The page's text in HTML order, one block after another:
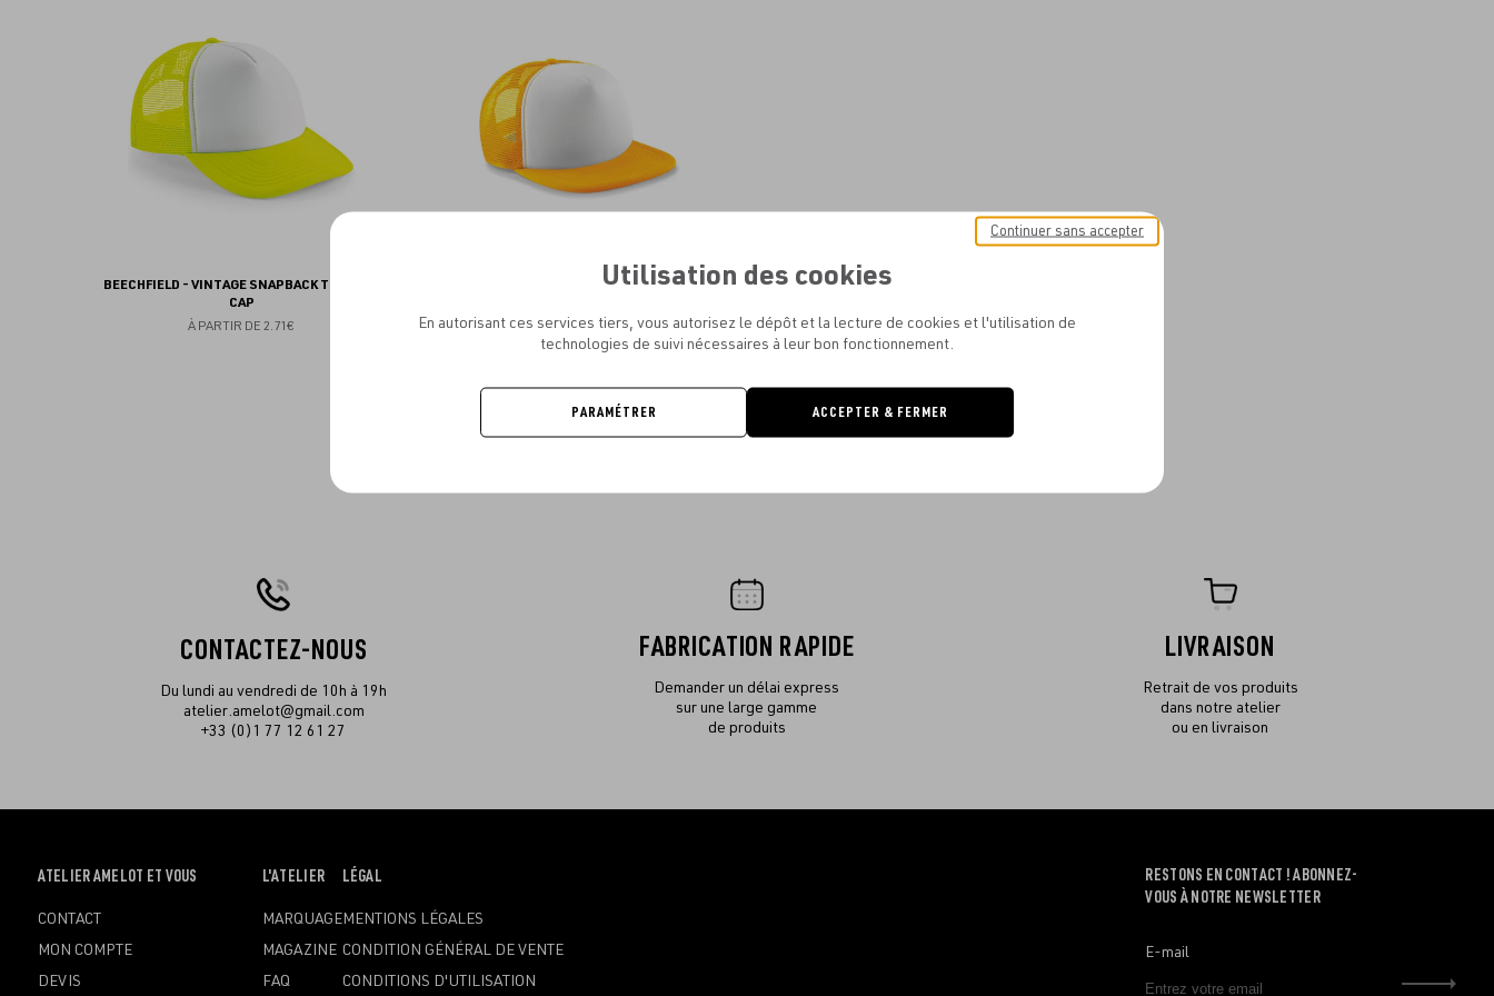
BEECHFIELD - VINTAGE SNAPBACK TRUCKER
CAP
À PARTIR DE 2.71€
BEECHFIELD - JUNIOR VINTAGE SNAPBACK
À PARTIR DE 2.71€
CONTACTEZ-NOUS
Du lundi au vendredi de 10h à 19h
atelier.amelot@gmail.com
+33 (0)1 77 12 61 27
FABRICATION RAPIDE
Demander un délai express
sur une large gamme
de produits
LIVRAISON
Retrait de vos produits
dans notre atelier
ou en livraison
OUVRIR
MENU
ATELIER AMELOT ET VOUS
CONTACT
MON COMPTE
DEVIS
OUVRIR
MENU
L'ATELIER
MARQUAGE
MAGAZINE
FAQ
OUVRIR
MENU
LÉGAL
MENTIONS LÉGALES
CONDITION GÉNÉRAL DE VENTE
CONDITIONS D'UTILISATION
RESTONS EN CONTACT ! ABONNEZ-
VOUS À NOTRE NEWSLETTER
E-mail
Utilisation des cookies
En autorisant ces services tiers, vous autorisez le dépôt et la lecture de cookies et l'utilisation de
technologies de suivi nécessaires à leur bon fonctionnement.
Continuer sans accepter
PARAMÉTRER ACCEPTER & FERMER